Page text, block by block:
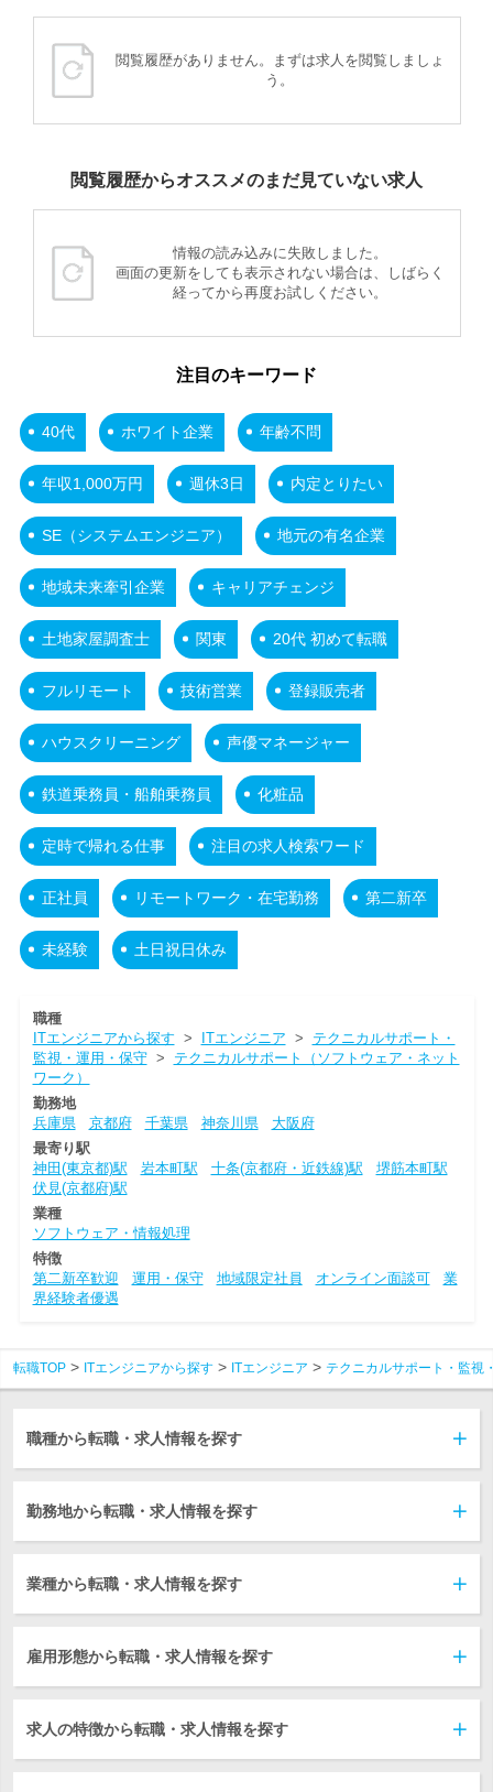
閲覧履歴がありません。まずは求人を閲覧しましょ
う。
閲覧履歴からオススメのまだ見ていない求人
情報の読み込みに失敗しました。
画面の更新をしても表示されない場合は、しばらく
経ってから再度お試しください。
注目のキーワード
40代 ホワイト企業 年齢不問
年収1,000万円 週休3日 内定とりたい
SE（システムエンジニア） 地元の有名企業
地域未来牽引企業 キャリアチェンジ
土地家屋調査士 関東 20代 初めて転職
フルリモート 技術営業 登録販売者
ハウスクリーニング 声優マネージャー
鉄道乗務員・船舶乗務員 化粧品
定時で帰れる仕事 注目の求人検索ワード
正社員 リモートワーク・在宅勤務 第二新卒
未経験 土日祝日休み
職種
ITエンジニアから探す > ITエンジニア > テクニカルサポート・
監視・運用・保守> テクニカルサポート（ソフトウェア・ネット
ワーク）
勤務地
兵庫県
京都府 千葉県 神奈川県
大阪府
最寄り駅
神田(東京都)駅
岩本町駅 十条(京都府・近鉄線)駅
堺筋本町駅
伏見(京都府)駅
業種
ソフトウェア・情報処理
特徴
第二新卒歓迎
運用・保守 地域限定社員 オンライン面談可
業
界経験者優遇
転職TOP ITエンジニアから探す ITエンジニア テクニカルサポート・監視
職種から転職・求人情報を探す
勤務地から転職・求人情報を探す
業種から転職・求人情報を探す
雇用形態から転職・求人情報を探す
求人の特徴から転職・求人情報を探す